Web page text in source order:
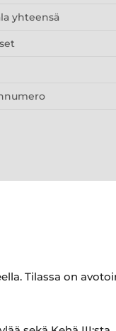
yhteensä
Tilassa on